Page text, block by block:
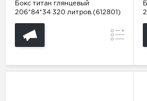
Бокс титан глянцевый
206*84*34 320 литров.(612801)